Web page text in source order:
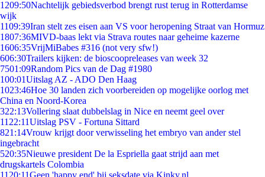
1209:50Nachtelijk gebiedsverbod brengt rust terug in Rotterdamse
wijk
1109:39Iran stelt zes eisen aan VS voor heropening Straat van Hormuz
1807:36MIVD-baas lekt via Strava routes naar geheime kazerne
1606:35VrijMiBabes #316 (not very sfw!)
606:30Trailers kijken: de bioscoopreleases van week 32
7501:09Random Pics van de Dag #1980
100:01Uitslag AZ - ADO Den Haag
1023:46Hoe 30 landen zich voorbereiden op mogelijke oorlog met
China en Noord-Korea
322:13Vollering slaat dubbelslag in Nice en neemt geel over
11 22:11Uitslag PSV - Fortuna Sittard
821:14Vrouw krijgt door verwisseling het embryo van ander stel
ingebracht
520:35Nieuwe president De la Espriella gaat strijd aan met
drugskartels Colombia
11 20:11Geen 'happy end' bij seksdate via Kinky.nl